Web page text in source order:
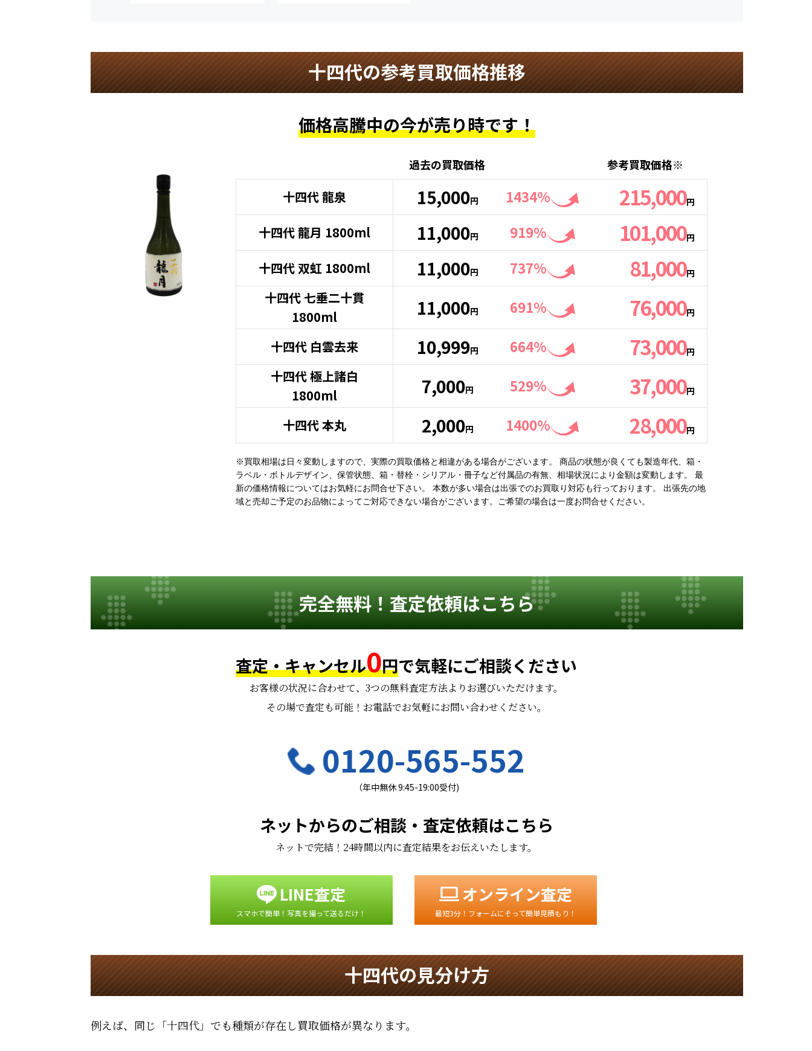
十四代の参考買取価格推移
価格高騰中の今が売り時です！
過去の買取価格 参考買取価格※
十四代 龍泉 15,000円 1434% 215,000円
十四代 龍月 1800ml 11,000円 919% 101,000円
十四代 双虹 1800ml 11,000円 737% 81,000円
十四代 七垂二十貫
1800ml
11,000円 691% 76,000円
十四代 白雲去来 10,999円 664% 73,000円
十四代 極上諸白
1800ml
7,000円 529% 37,000円
十四代 本丸 2,000円 1400% 28,000円
※買取相場は日々変動しますので、実際の買取価格と相違がある場合がございます。 商品の状態が良くても製造年代、箱・
ラベル・ボトルデザイン、保管状態、箱・替栓・シリアル・冊子など付属品の有無、相場状況により金額は変動します。 最
新の価格情報についてはお気軽にお問合せ下さい。 本数が多い場合は出張でのお買取り対応も行っております。 出張先の地
域と売却ご予定のお品物によってご対応できない場合がございます。ご希望の場合は一度お問合せください。
完全無料！査定依頼はこちら
査定・キャンセル0円で気軽にご相談ください
お客様の状況に合わせて、 3つの無料査定方法よりお選びいただけます。
その場で査定も可能！お電話でお気軽にお問い合わせください。
0120-565-552
（年中無休 9:45-19:00受付)
ネットからのご相談・査定依頼はこちら
ネットで完結！24時間以内に査定結果をお伝えいたします。
LINE査定
スマホで簡単！写真を撮って送るだけ！
オンライン査定
最短3分！フォームにそって簡単見積もり！
十四代の見分け方
例えば、同じ「十四代」でも種類が存在し買取価格が異なります。